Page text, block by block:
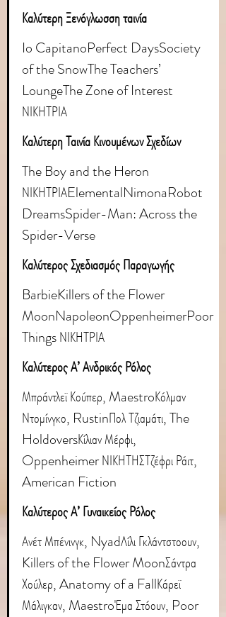
Καλύτερη Ξενόγλωσση ταινία
Io CapitanoPerfect DaysSociety
of the SnowThe Teachers’
LoungeThe Zone of Interest
ΝΙΚΗΤΡΙΑ
Καλύτερη Ταινία Κινουμένων Σχεδίων
The Boy and the Heron
ΝΙΚΗΤΡΙΑElementalNimonaRobot
DreamsSpider-Man: Across the
Spider-Verse
Καλύτερος Σχεδιασμός Παραγωγής
BarbieKillers of the Flower
MoonNapoleonOppenheimerPoor
Things ΝΙΚΗΤΡΙΑ
Καλύτερος Α’ Ανδρικός Ρόλος
Μπράντλεϊ Κούπερ, MaestroΚόλμαν
Ντομίνγκο, RustinΠολ Τζιαμάτι, The
HoldoversΚίλιαν Μέρφι,
Oppenheimer ΝΙΚΗΤΗΣΤζέφρι Ράιτ,
American Fiction
Καλύτερος Α’ Γυναικείος Ρόλος
Ανέτ Μπένινγκ, NyadΛίλι Γκλάντστοουν,
Killers of the Flower MoonΣάντρα
Χούλερ, Anatomy of a FallΚάρεϊ
Μάλιγκαν, MaestroΈμα Στόουν, Poor